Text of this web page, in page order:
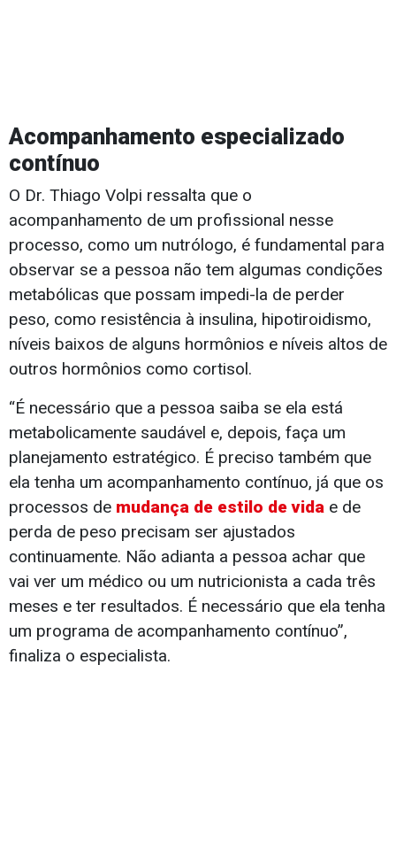
Acompanhamento especializado
contínuo
O Dr. Thiago Volpi ressalta que o
acompanhamento de um profissional nesse
processo, como um nutrólogo, é fundamental para
observar se a pessoa não tem algumas condições
metabólicas que possam impedi-la de perder
peso, como resistência à insulina, hipotiroidismo,
níveis baixos de alguns hormônios e níveis altos de
outros hormônios como cortisol.
“É necessário que a pessoa saiba se ela está
metabolicamente saudável e, depois, faça um
planejamento estratégico. É preciso também que
ela tenha um acompanhamento contínuo, já que os
processos de mudança de estilo de vida e de
perda de peso precisam ser ajustados
continuamente. Não adianta a pessoa achar que
vai ver um médico ou um nutricionista a cada três
meses e ter resultados. É necessário que ela tenha
um programa de acompanhamento contínuo”,
finaliza o especialista.